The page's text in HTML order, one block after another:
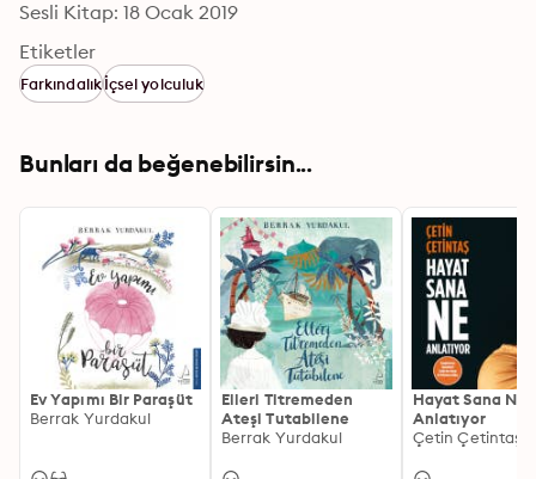
Sesli Kitap: 18 Ocak 2019
Etiketler
Farkındalıkİçsel yolculuk
Bunları da beğenebilirsin...
Ev Yapımı Bir Paraşüt
Berrak Yurdakul
Elleri Titremeden
Ateşi Tutabilene
Berrak Yurdakul
Hayat Sana Ne
Anlatıyor
Çetin Çetintaş